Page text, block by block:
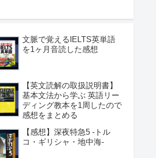
文脈で覚えるIELTS英単語
を1ヶ月音読した感想
【英文読解の取扱説明書】
基本文法から学ぶ 英語リー
ディング教本を1周したので
感想をまとめる
【感想】深夜特急5 -トル
コ・ギリシャ・地中海-